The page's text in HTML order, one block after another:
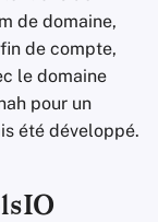
de domaine,
de compte,
le domaine
pour un
été développé.